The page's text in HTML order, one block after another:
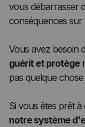
vous débarrasser
conséquences sur
Vous avez besoin
guérit et protège
pas quelque
Si vous êtes prêt
notre système